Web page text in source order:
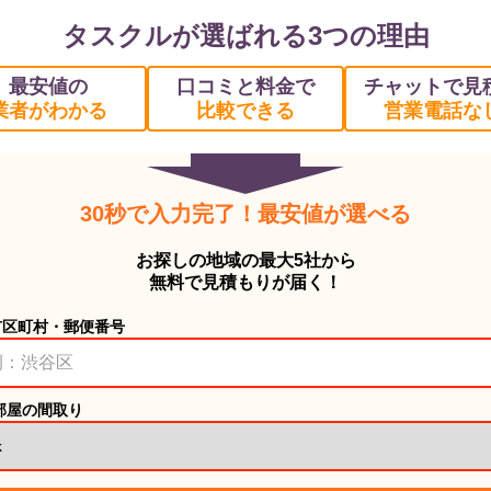
タスクルが選ばれる3つの理由
最安値の
者がわかる
口コミと料金で
比較できる
チャットで見
営業電話な
30秒で入力完了！最安値が選べる
お探しの地域の最大5社から
無料で見積もりが届く！
町村・郵便番号
の間取り